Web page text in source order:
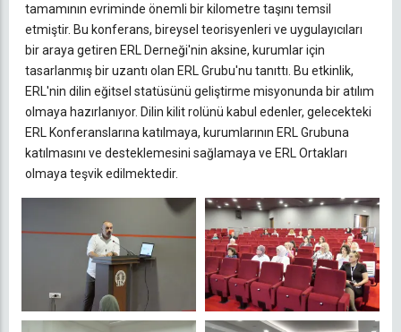
tamamının evriminde önemli bir kilometre taşını temsil
etmiştir. Bu konferans, bireysel teorisyenleri ve uygulayıcıları
bir araya getiren ERL Derneği'nin aksine, kurumlar için
tasarlanmış bir uzantı olan ERL Grubu'nu tanıttı. Bu etkinlik,
ERL'nin dilin eğitsel statüsünü geliştirme misyonunda bir atılım
olmaya hazırlanıyor. Dilin kilit rolünü kabul edenler, gelecekteki
ERL Konferanslarına katılmaya, kurumlarının ERL Grubuna
katılmasını ve desteklemesini sağlamaya ve ERL Ortakları
olmaya teşvik edilmektedir.